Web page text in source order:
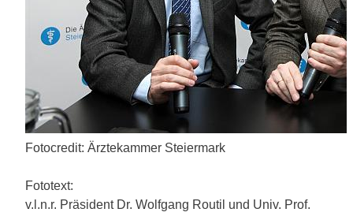
Fotocredit: Ärztekammer Steiermark
Fototext:
v.l.n.r. Präsident Dr. Wolfgang Routil und Univ. Prof.